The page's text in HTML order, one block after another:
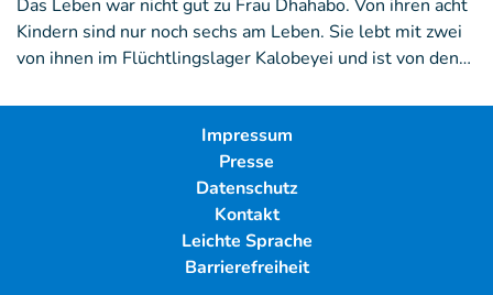
Das Leben war nicht gut zu Frau Dhahabo. Von ihren acht
Kindern sind nur noch sechs am Leben. Sie lebt mit zwei
von ihnen im Flüchtlingslager Kalobeyei und ist von den…
Impressum
Presse
Datenschutz
Kontakt
Leichte Sprache
Barrierefreiheit